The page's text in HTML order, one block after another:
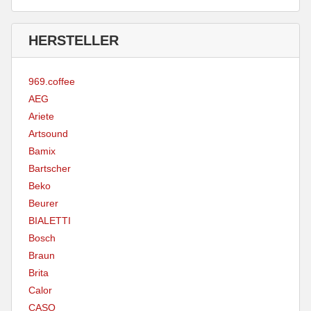
HERSTELLER
969.coffee
AEG
Ariete
Artsound
Bamix
Bartscher
Beko
Beurer
BIALETTI
Bosch
Braun
Brita
Calor
CASO